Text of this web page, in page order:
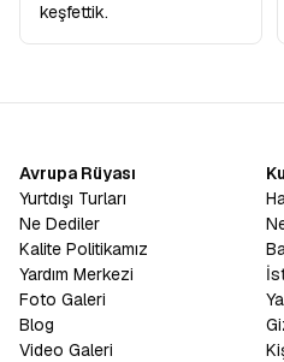
keşfettik.
Avrupa Rüyası
Yurtdışı Turları
Ne Dediler
Kalite Politikamız
Yardım Merkezi
Foto Galeri
Blog
Video Galeri